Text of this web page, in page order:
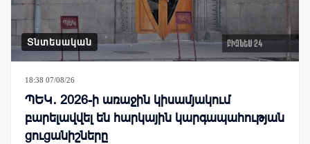
Տնտեսական
18:38 07/08/26
ՊԵԿ․ 2026-ի առաջին կիսամյակում
բարելավվել են հարկային կարգապահության
ցուցանիշները